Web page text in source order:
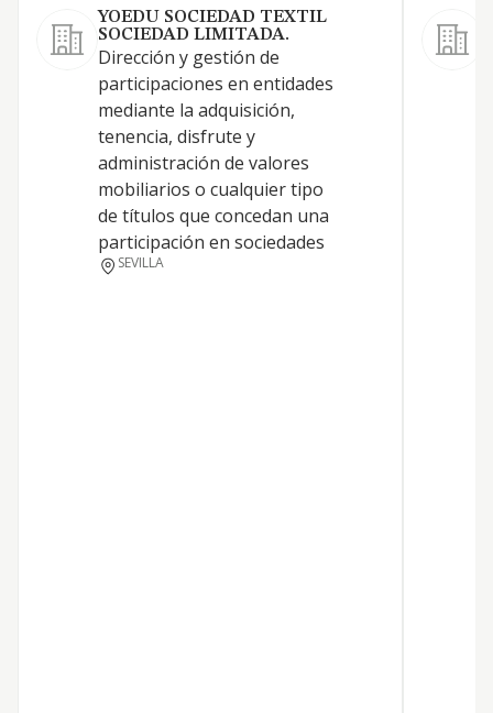
YOEDU SOCIEDAD TEXTIL
SOCIEDAD LIMITADA.
Dirección y gestión de
participaciones en entidades
mediante la adquisición,
tenencia, disfrute y
administración de valores
mobiliarios o cualquier tipo
de títulos que concedan una
participación en sociedades
SEVILLA